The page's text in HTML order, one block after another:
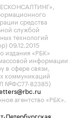
средства
службой
технологий
09.12.2015
издания «РБК»
информации
в сфере связи,
коммуникаций
№ФС77-82385)
агентство «РБК».
Петербургская